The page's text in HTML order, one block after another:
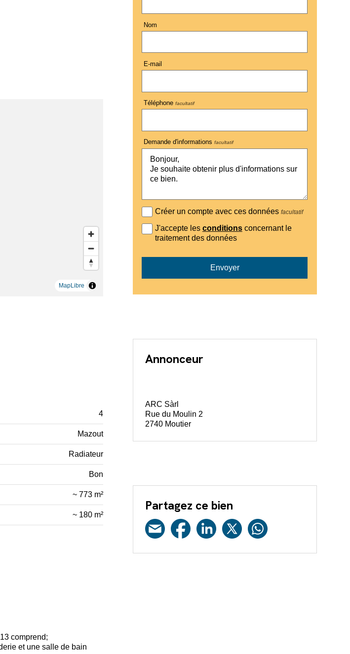
MapLibre
4
Mazout
Radiateur
Bon
~ 773 m²
~ 180 m²
comprend;
et une salle de bain
Nom
E-mail
Téléphonefacultatif
Demande d'informationsfacultatif
Créer un compte avec ces données facultatif
J'accepte les conditionsconcernant le
traitement des données
Envoyer
Annonceur
ARC Sàrl
Rue du Moulin 2
2740 Moutier
Partagez ce bien